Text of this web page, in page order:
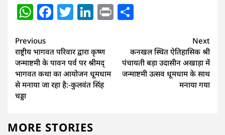
WhatsApp
Facebook
Twitter
LinkedIn
Print
Continue
Reading
Previous
राष्ट्रीय भागवत परिवार द्वारा कृष्ण
जन्माष्टमी के पावन पर्व पर श्रीमद्
भागवत कथा का आयोजन धूमधाम
से मनाया जा रहा है:-कुलवंत सिंह
चड्डा
Next
कनखल स्थित ऐतिहासिक श्री
पंचायती बड़ा उदासीन अखाड़ा में
जन्माष्टमी उत्सव धूमधाम के साथ
मनाया गया
MORE STORIES